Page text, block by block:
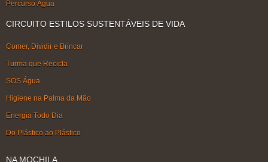
Percurso Água
CIRCUITO ESTILOS SUSTENTÁVEIS DE VIDA
Comer, Dividir e Brincar
Turma que Recicla
SOS Água
Higiene na Palma da Mão
Energia Todo Dia
Do Plástico ao Plástico
NA MOCHILA